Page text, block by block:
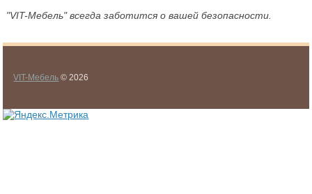
"VIT-Мебель" всегда заботится о вашей безопасности.
VIT-Мебель © 2026